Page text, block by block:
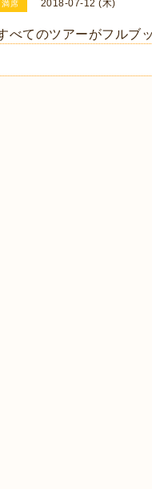
満席 2018-07-12 (木)
べてのツアーがフルブ